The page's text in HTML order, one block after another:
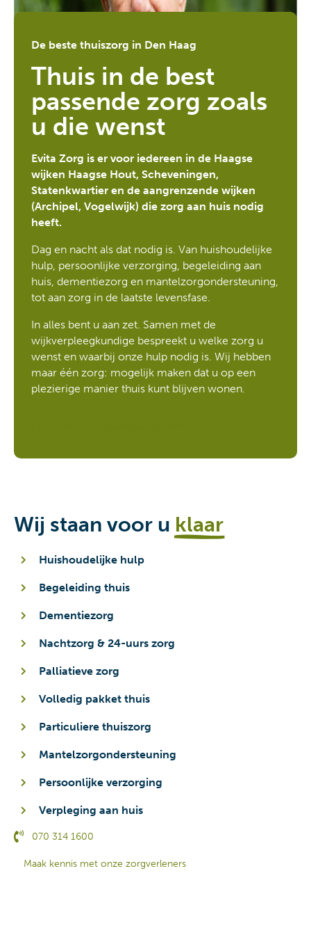
De beste thuiszorg in Den Haag
Thuis in de best
passende zorg zoals
u die wenst
Evita Zorg is er voor iedereen in de Haagse
wijken Haagse Hout, Scheveningen,
Statenkwartier en de aangrenzende wijken
(Archipel, Vogelwijk) die zorg aan huis nodig
heeft.
Dag en nacht als dat nodig is. Van huishoudelijke
hulp, persoonlijke verzorging, begeleiding aan
huis, dementiezorg en mantelzorgondersteuning,
tot aan zorg in de laatste levensfase.
In alles bent u aan zet. Samen met de
wijkverpleegkundige bespreekt u welke zorg u
wenst en waarbij onze hulp nodig is. Wij hebben
maar één zorg: mogelijk maken dat u op een
plezierige manier thuis kunt blijven wonen.
Wij staan voor u klaar
Huishoudelijke hulp
Begeleiding thuis
Dementiezorg
Nachtzorg & 24-uurs zorg
Palliatieve zorg
Volledig pakket thuis
Particuliere thuiszorg
Mantelzorgondersteuning
Persoonlijke verzorging
Verpleging aan huis
070 314 1600
Maak kennis met onze zorgverleners